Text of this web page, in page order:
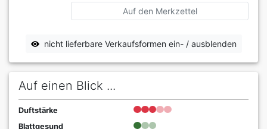
Auf den Merkzettel
nicht lieferbare Verkaufsformen ein- / ausblenden
Auf einen Blick ...
Duftstärke
Blattgesund